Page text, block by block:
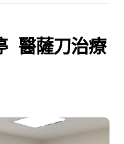
醫薩刀治療